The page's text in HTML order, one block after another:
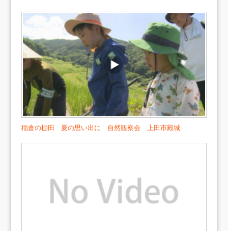
稲倉の棚田 夏の思い出に 自然観察会 上田市殿城